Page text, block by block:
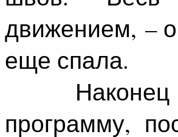
движением, –
еще спала.
Наконец
программу,